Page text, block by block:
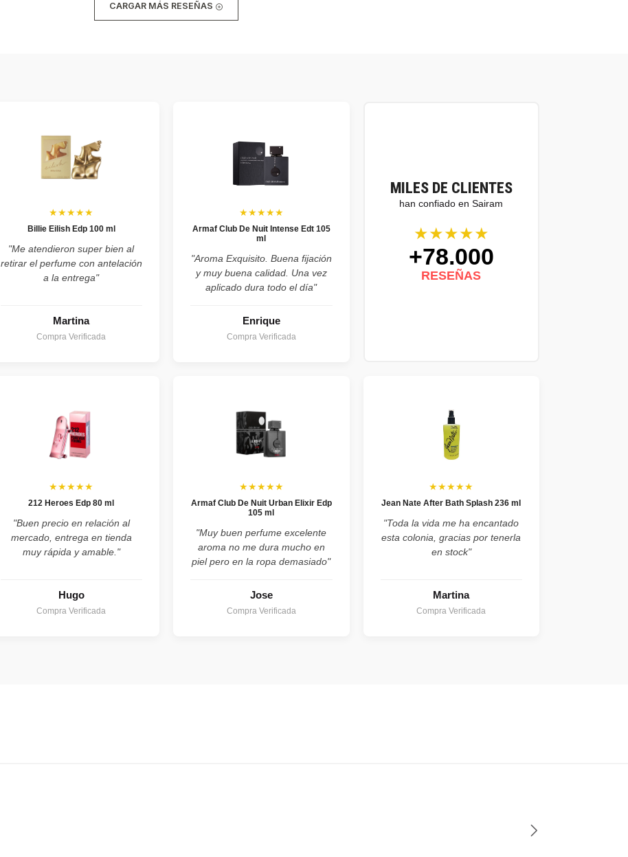
CARGAR MÁS RESEÑAS
MILES DE CLIENTES
han confiado en Sairam
★★★★★
+78.000
RESEÑAS
★★★★★
Billie Eilish Edp 100 ml
"Me atendieron super bien al
retirar el perfume con antelación
a la entrega"
Martina
Compra Verificada
★★★★★
Armaf Club De Nuit Intense Edt 105
ml
"Aroma Exquisito. Buena fijación
y muy buena calidad. Una vez
aplicado dura todo el día"
Enrique
Compra Verificada
★★★★★
212 Heroes Edp 80 ml
"Buen precio en relación al
mercado, entrega en tienda
muy rápida y amable."
Hugo
Compra Verificada
★★★★★
Armaf Club De Nuit Urban Elixir Edp
105 ml
"Muy buen perfume excelente
aroma no me dura mucho en
piel pero en la ropa demasiado"
Jose
Compra Verificada
★★★★★
Jean Nate After Bath Splash 236 ml
"Toda la vida me ha encantado
esta colonia, gracias por tenerla
en stock"
Martina
Compra Verificada